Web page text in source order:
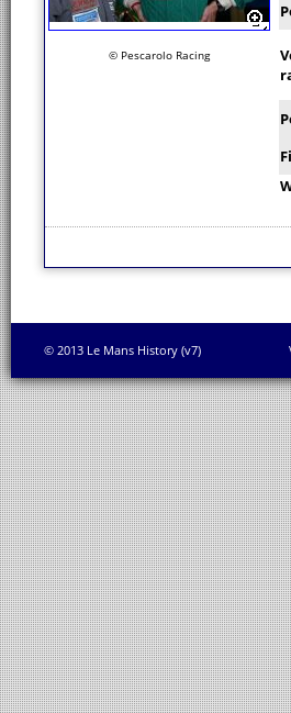
© Pescarolo Racing
© 2013 Le Mans History (v7)